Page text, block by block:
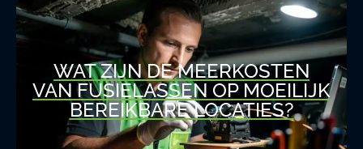
WAT ZIJN DE MEERKOSTEN
VAN FUSIELASSEN OP MOEILIJK
BEREIKBARE LOCATIES?